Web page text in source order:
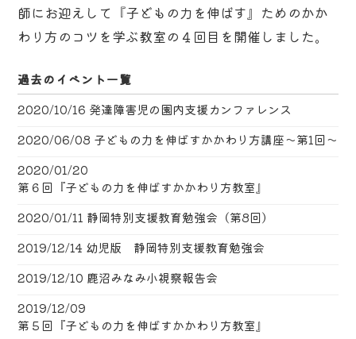
師にお迎えして『子どもの力を伸ばす』ためのかか
わり方のコツを学ぶ教室の４回目を開催しました。
過去のイベント一覧
2020/10/16 発達障害児の園内支援カンファレンス
2020/06/08 子どもの力を伸ばすかかわり方講座〜第1回〜
2020/01/20
第６回『子どもの力を伸ばすかかわり方教室』
2020/01/11 静岡特別支援教育勉強会（第8回）
2019/12/14 幼児版 静岡特別支援教育勉強会
2019/12/10 鹿沼みなみ小視察報告会
2019/12/09
第５回『子どもの力を伸ばすかかわり方教室』